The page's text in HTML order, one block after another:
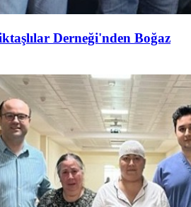
Derneği'nden Boğaz